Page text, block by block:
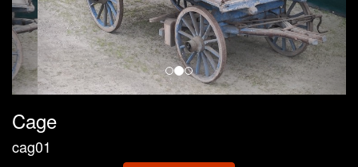
Cage
cag01